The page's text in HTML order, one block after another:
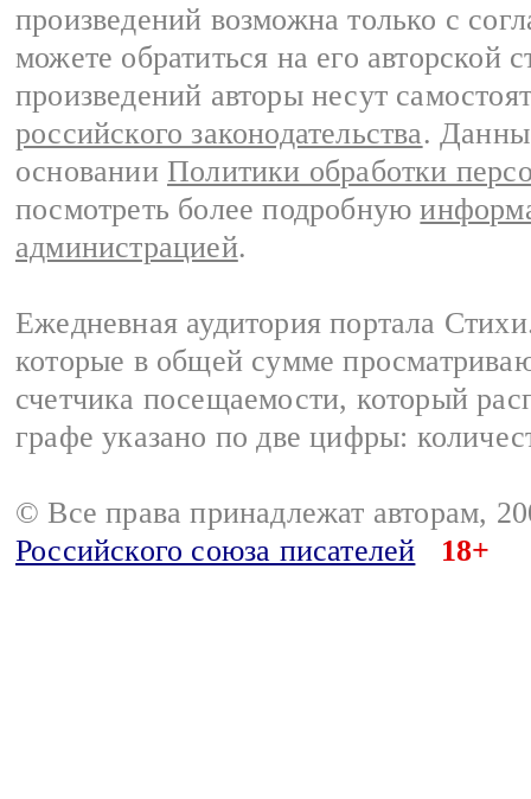
произведений возможна только с
можете обратиться на его авторской
произведений авторы несут
российского законодательства.
основании Политики обработки
посмотреть более подробную
администрацией.
Ежедневная аудитория портала
которые в общей сумме
счетчика посещаемости, который
графе указано по две цифры:
© Все права принадлежат авторам,
Российского союза писателей
18+